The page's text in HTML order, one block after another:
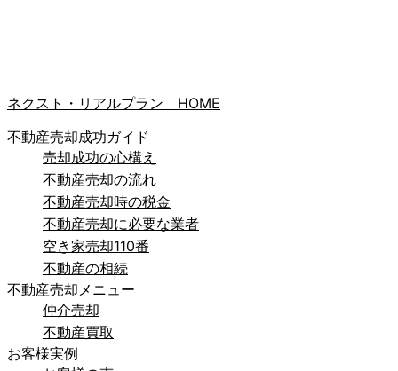
ネクスト・リアルプラン HOME
不動産売却成功ガイド
売却成功の心構え
不動産売却の流れ
不動産売却時の税金
不動産売却に必要な業者
空き家売却110番
不動産の相続
不動産売却メニュー
仲介売却
不動産買取
お客様実例